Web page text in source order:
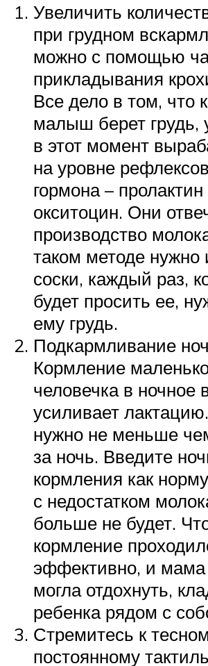
Увеличить
при грудном
можно с помощью
прикладывания
Все дело в том, что
малыш берет
в этот момент
на уровне
гормона – пролактин
окситоцин. Они
производство
таком методе нужно
соски, каждый раз,
будет просить ее,
ему грудь.
Подкармливание
Кормление
человечка в ночное
усиливает
нужно не меньше
за ночь. Введите
кормления как
с недостатком
больше не будет.
кормление
эффективно, и мама
могла отдохнуть,
ребенка рядом с
Стремитесь к
постоянному